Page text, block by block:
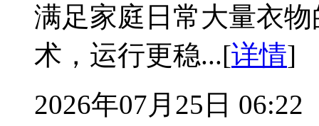
满足家庭日常大量衣
术，运行更稳...[详情]
2026年07月25日 06:22